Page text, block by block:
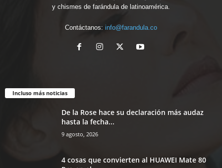
y chismes de farándula de latinoamérica.
Contáctanos: info@farandula.co
Incluso más noticias
De la Rose hace su declaración más audaz
hasta la fecha...
9 agosto, 2026
4 cosas que convierten al HUAWEI Mate 80